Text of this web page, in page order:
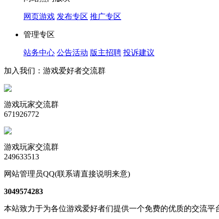
网页游戏 发布专区 推广专区
管理专区
站务中心 公告活动 版主招聘 投诉建议
加入我们：游戏爱好者交流群
游戏玩家交流群
671926772
游戏玩家交流群
249633513
网站管理员QQ(联系请直接说明来意)
3049574283
本站致力于为各位游戏爱好者们提供一个免费的优质的交流平